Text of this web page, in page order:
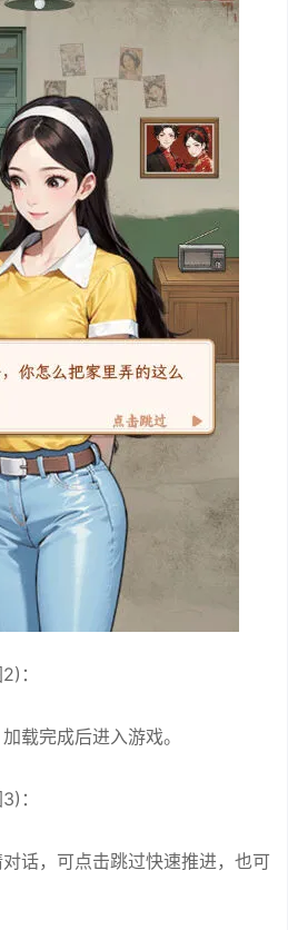
：
载完成后进入游戏。
：
话，可点击跳过快速推进，也可